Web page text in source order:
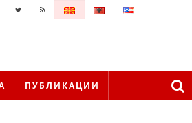
ПУБЛИКАЦИИ